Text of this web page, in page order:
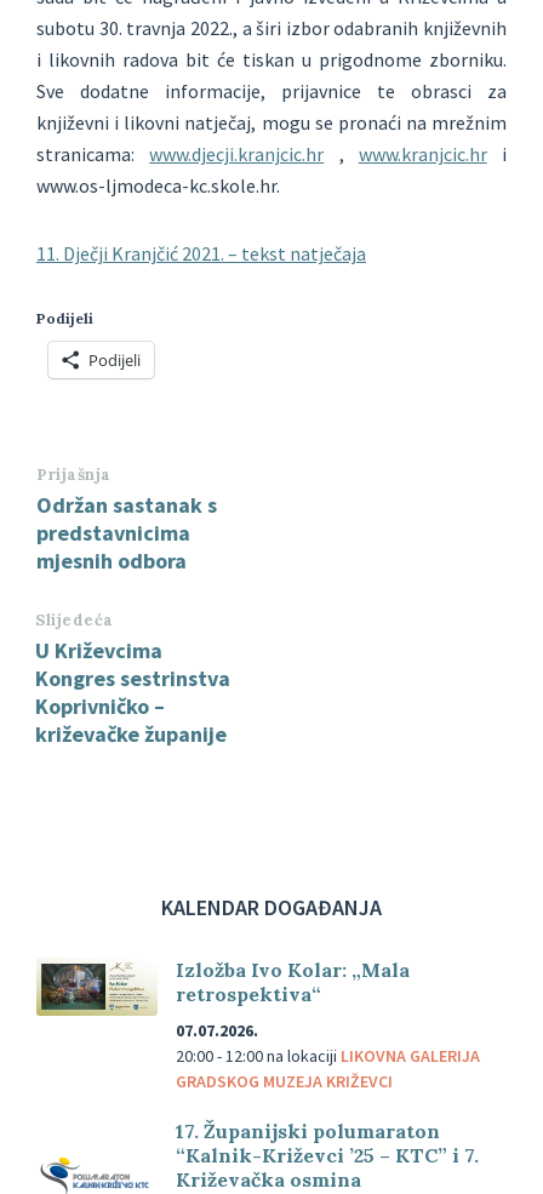
subotu 30. travnja 2022., a širi izbor odabranih književnih
i likovnih radova bit će tiskan u prigodnome zborniku.
Sve dodatne informacije, prijavnice te obrasci za
književni i likovni natječaj, mogu se pronaći na mrežnim
stranicama:www.djecji.kranjcic.hr , www.kranjcic.hri
www.os-ljmodeca-kc.skole.hr.
11. Dječji Kranjčić 2021. – tekst natječaja
Podijeli
Podijeli
Prijašnja
Održan sastanak s
predstavnicima
mjesnih odbora
Slijedeća
U Križevcima
Kongres sestrinstva
Koprivničko –
križevačke županije
KALENDAR DOGAĐANJA
Izložba Ivo Kolar: „Mala
retrospektiva“
07.07.2026.
20:00 - 12:00na lokaciji LIKOVNA GALERIJA
GRADSKOG MUZEJA KRIŽEVCI
17. Županijski polumaraton
“Kalnik-Križevci ’25 – KTC” i 7.
Križevačka osmina